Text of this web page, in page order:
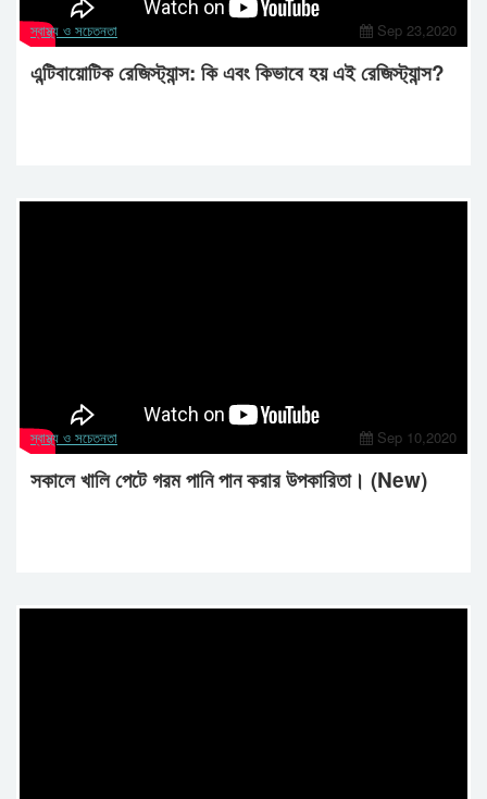
স্বাস্থ্য ও সচেতনতা Sep 23,2020
এন্টিবায়োটিক রেজিস্ট্যান্স: কি এবং কিভাবে হয় এই রেজিস্ট্যান্স?
স্বাস্থ্য ও সচেতনতা Sep 10,2020
সকালে খালি পেটে গরম পানি পান করার উপকারিতা। (New)